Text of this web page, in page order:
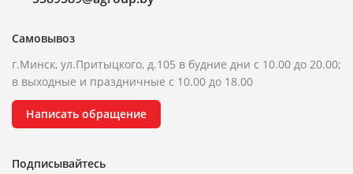
Самовывоз
г.Минск, ул.Притыцкого, д.105 в будние дни с 10.00 до 20.00;
в выходные и праздничные с 10.00 до 18.00
Написать обращение
Подписывайтесь